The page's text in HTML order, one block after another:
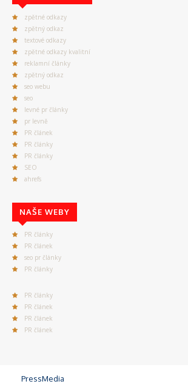
zpětné odkazy
zpětný odkaz
textové odkazy
zpětné odkazy kvalitní
reklamní články
zpětný odkaz
seo webu
seo
levné pr články
pr levně
PR článek
PR články
PR články
SEO
ahrefs
NAŠE WEBY
PR články
PR článek
seo pr články
PR články
PR články
PR článek
PR článek
PR článek
PressMedia